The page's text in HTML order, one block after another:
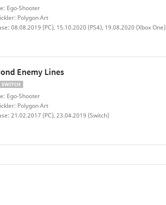
Ego-Shooter
Polygon Art
08.08.2019 (PC), 15.10.2020 (PS4), 19.08.2020 (Xbox One)
Enemy Lines
SWITCH
Ego-Shooter
Polygon Art
21.02.2017 (PC), 23.04.2019 (Switch)